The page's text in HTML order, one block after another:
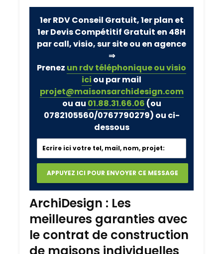
1er RDV Conseil Gratuit, 1er plan et
1er Devis Compétitif Gratuit en 48H
par call, visio, sur site ou en agence
⇒
Prenez un rdv téléphonique ou visio
ici ou par mail
projet@maisonsarchidesign.com
ou au 01.88.31.66.06 (ou
0782105560/0767790279) ou ci-
dessous
ArchiDesign : Les
meilleures garanties avec
le contrat de construction